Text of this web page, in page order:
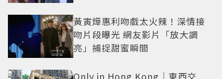
黃寅燁惠利吻戲太火辣！深情接
吻片段曝光 網友影片「放大調
亮」捕捉甜蜜瞬間
Only in Hong Kong｜東西交